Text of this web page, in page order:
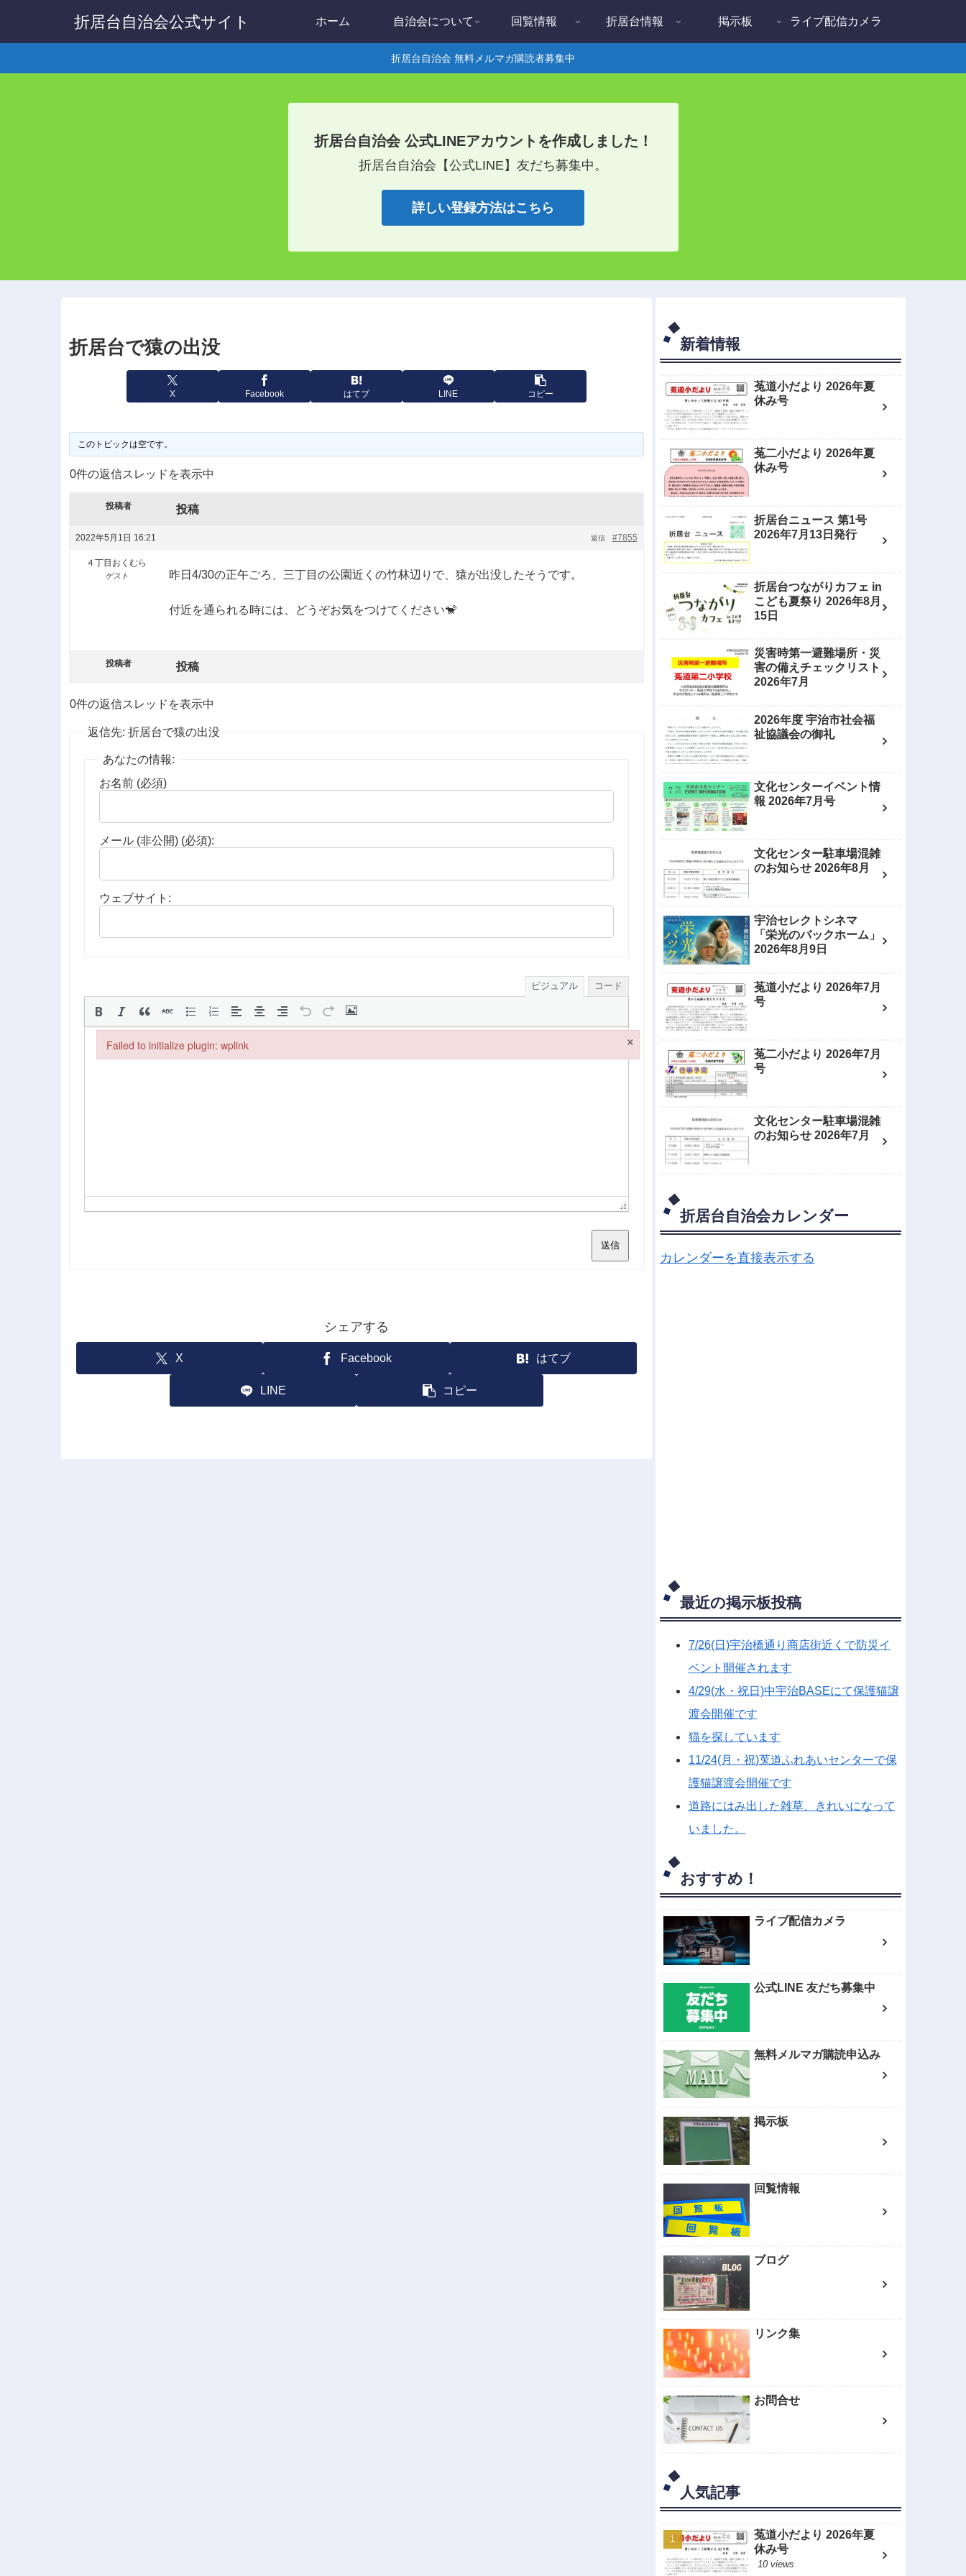
折居台自治会公式サイト ホーム 自治会について 回覧情報 折居台情報 掲示板 ライブ配信カメラ
折居台自治会 無料メルマガ購読者募集中
折居台自治会 公式LINEアカウントを作成しました！
折居台自治会【公式LINE】友だち募集中。
詳しい登録方法はこちら
折居台で猿の出没
X Facebook はてブ LINE コピー
このトピックは空です。
0件の返信スレッドを表示中
投稿者 投稿
2022年5月1日 16:21 #7855
返信
４丁目おくむら
ゲスト 昨日4/30の正午ごろ、三丁目の公園近くの竹林辺りで、猿が出没したそうです。
付近を通られる時には、どうぞお気をつけてください🐒
投稿者 投稿
0件の返信スレッドを表示中
返信先: 折居台で猿の出没
あなたの情報:
お名前 (必須)
メール (非公開) (必須):
ウェブサイト:
ビジュアル コード
送信
シェアする
X Facebook はてブ
LINE コピー
新着情報
菟道小だより 2026年夏
休み号
菟二小だより 2026年夏
休み号
折居台ニュース 第1号
2026年7月13日発行
折居台つながりカフェ in
こども夏祭り 2026年8月
15日
災害時第一避難場所・災
害の備えチェックリスト
2026年7月
2026年度 宇治市社会福
祉協議会の御礼
文化センターイベント情
報 2026年7月号
文化センター駐車場混雑
のお知らせ 2026年8月
宇治セレクトシネマ
「栄光のバックホーム」
2026年8月9日
菟道小だより 2026年7月
号
菟二小だより 2026年7月
号
文化センター駐車場混雑
のお知らせ 2026年7月
折居台自治会カレンダー
カレンダーを直接表示する
最近の掲示板投稿
7/26(日)宇治橋通り商店街近くで防災イ
ベント開催されます
4/29(水・祝日)中宇治BASEにて保護猫譲
渡会開催です
猫を探しています
11/24(月・祝)莵道ふれあいセンターで保
護猫譲渡会開催です
道路にはみ出した雑草、きれいになって
いました。
おすすめ！
ライブ配信カメラ
公式LINE 友だち募集中
無料メルマガ購読申込み
掲示板
回覧情報
ブログ
リンク集
お問合せ
人気記事
菟道小だより 2026年夏
休み号
10 views
Failed to initialize plugin: wplink ×
Failed to initialize plugin: wplink